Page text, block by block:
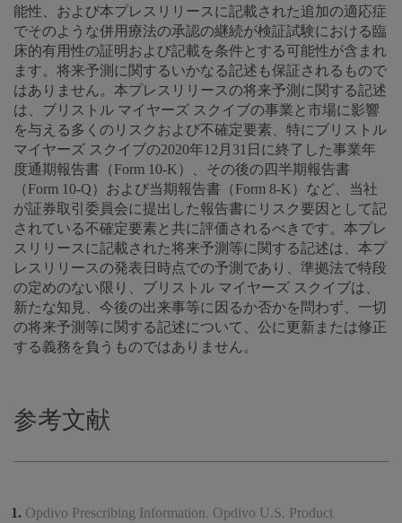
能性、および本プレスリリースに記載された追加の適応症
でそのような併用療法の承認の継続が検証試験における臨
床的有用性の証明および記載を条件とする可能性が含まれ
ます。将来予測に関するいかなる記述も保証されるもので
はありません。本プレスリリースの将来予測に関する記述
は、ブリストル マイヤーズ スクイブの事業と市場に影響
を与える多くのリスクおよび不確定要素、特にブリストル
マイヤーズ スクイブの2020年12月31日に終了した事業年
度通期報告書（Form 10-K）、その後の四半期報告書
（Form 10-Q）および当期報告書（Form 8-K）など、当社
が証券取引委員会に提出した報告書にリスク要因として記
されている不確定要素と共に評価されるべきです。本プレ
スリリースに記載された将来予測等に関する記述は、本プ
レスリリースの発表日時点での予測であり、準拠法で特段
の定めのない限り、ブリストル マイヤーズ スクイブは、
新たな知見、今後の出来事等に因るか否かを問わず、一切
の将来予測等に関する記述について、公に更新または修正
する義務を負うものではありません。
参考文献
Opdivo Prescribing Information. Opdivo U.S. Product